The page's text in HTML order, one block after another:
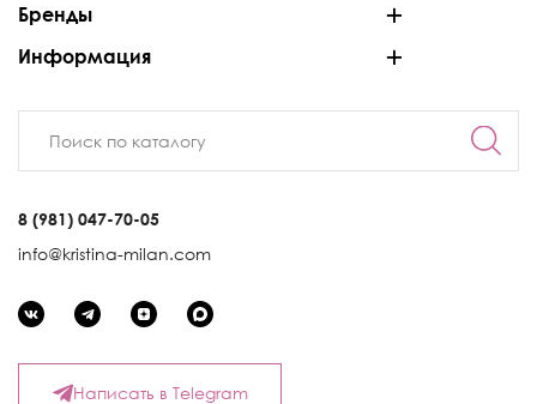
Бренды
Информация
8 (981) 047-70-05
info@kristina-milan.com
Написать в Telegram